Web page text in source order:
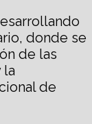
donde se
de las
la
de